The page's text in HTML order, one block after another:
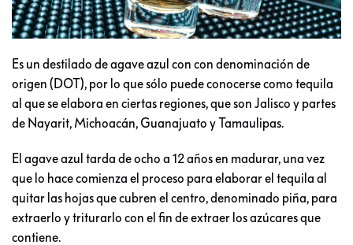
Es un destilado de agave azul con con denominación de
origen (DOT), por lo que sólo puede conocerse como tequila
al que se elabora en ciertas regiones, que son Jalisco y partes
de Nayarit, Michoacán, Guanajuato y Tamaulipas.
El agave azul tarda de ocho a 12 años en madurar, una vez
que lo hace comienza el proceso para elaborar el tequila al
quitar las hojas que cubren el centro, denominado piña, para
extraerlo y triturarlo con el fin de extraer los azúcares que
contiene.